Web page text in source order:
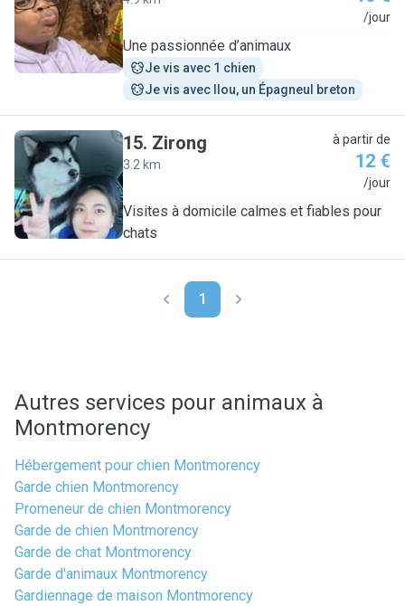
M /jour
Une passionnée d’animaux
Je vis avec 1 chien
Je vis avec Ilou, un Épagneul breton
Z
15. Zirong
3.2 km
à partir de
12 €
/jour
Visites à domicile calmes et fiables pour
chats
1
Autres services pour animaux à
Montmorency
Hébergement pour chien Montmorency
Garde chien Montmorency
Promeneur de chien Montmorency
Garde de chien Montmorency
Garde de chat Montmorency
Garde d'animaux Montmorency
Gardiennage de maison Montmorency